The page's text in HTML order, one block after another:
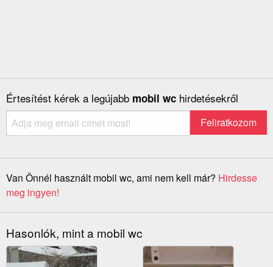
Értesítést kérek a legújabb mobil wc hirdetésekről
Van Önnél használt mobil wc, ami nem kell már? Hirdesse
meg ingyen!
Hasonlók, mint a mobil wc